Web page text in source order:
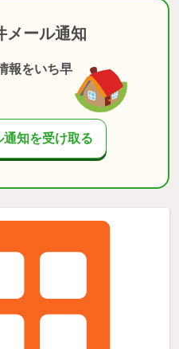
メール通知
報をいち早
通知を受け取る